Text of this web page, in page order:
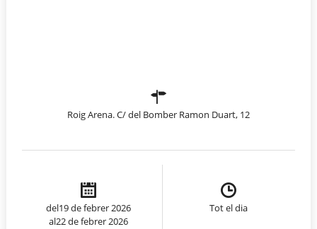
Roig Arena. C/ del Bomber Ramon Duart, 12
del19 de febrer 2026
al22 de febrer 2026
Tot el dia